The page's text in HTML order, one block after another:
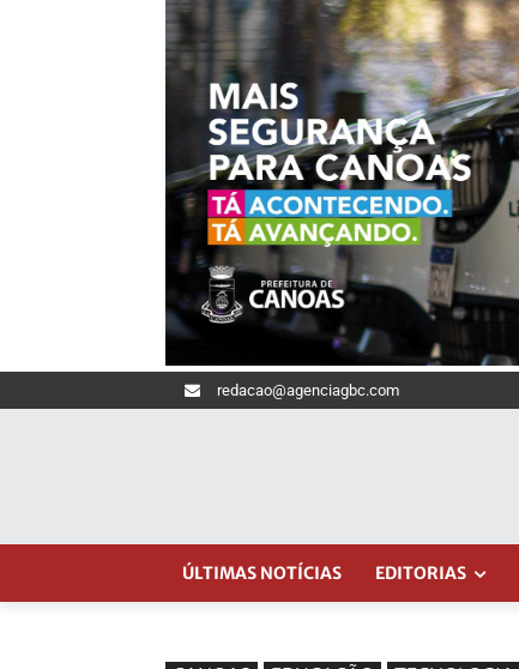
redacao@agenciagbc.com
ÚLTIMAS NOTÍCIAS EDITORIAS